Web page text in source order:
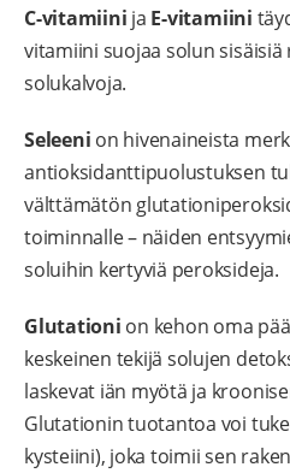
C-vitamiini ja E-vitamiini
vitamiini suojaa solun
solukalvoja.
Seleeni on hivenaineista
antioksidanttipuolustuksen
välttämätön
toiminnalle – näiden
soluihin kertyviä peroksideja.
Glutationi on kehon oma
keskeinen tekijä solujen
laskevat iän myötä ja
Glutationin tuotantoa voi
kysteiini), joka toimii sen